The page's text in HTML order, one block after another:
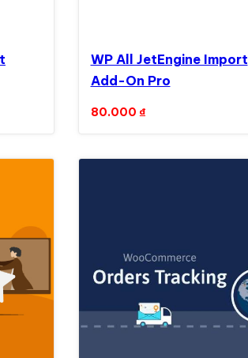
WP All JetEngine Import
Add-On Pro
80.000 ₫